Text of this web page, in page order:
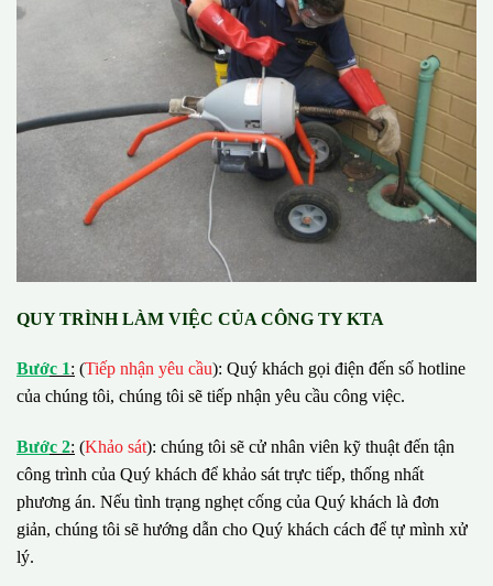
QUY TRÌNH LÀM VIỆC CỦA CÔNG TY KTA
Bước 1: (Tiếp nhận yêu cầu): Quý khách gọi điện đến số hotline
của chúng tôi, chúng tôi sẽ tiếp nhận yêu cầu công việc.
Bước 2: (Khảo sát): chúng tôi sẽ cử nhân viên kỹ thuật đến tận
công trình của Quý khách để khảo sát trực tiếp, thống nhất
phương án. Nếu tình trạng nghẹt cống của Quý khách là đơn
giản, chúng tôi sẽ hướng dẫn cho Quý khách cách để tự mình xử
lý.